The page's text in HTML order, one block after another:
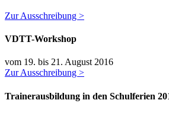
Zur Ausschreibung >
VDTT-Workshop
vom 19. bis 21. August 2016
Zur Ausschreibung >
Trainerausbildung in den Schulferien